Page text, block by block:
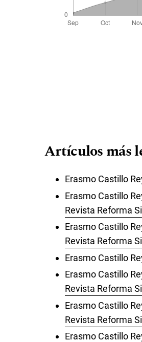
Artículos más
Erasmo Castillo
Erasmo Castillo
Revista Reforma
Erasmo Castillo
Revista Reforma
Erasmo Castillo
Erasmo Castillo
Revista Reforma
Erasmo Castillo
Revista Reforma
Erasmo Castillo